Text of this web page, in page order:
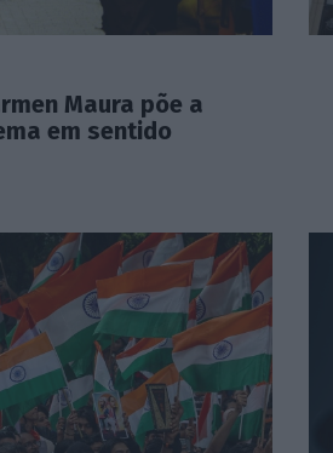
Maura põe a
em sentido